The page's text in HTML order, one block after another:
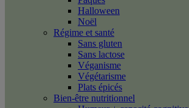
Halloween
Noël
Régime et santé
Sans gluten
Sans lactose
Véganisme
Végétarisme
Plats épicés
Bien-être nutritionnel